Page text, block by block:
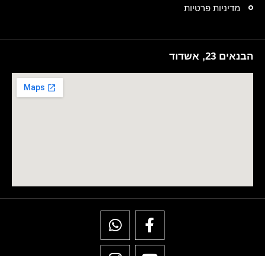
מדיניות פרטיות
הבנאים 23, אשדוד